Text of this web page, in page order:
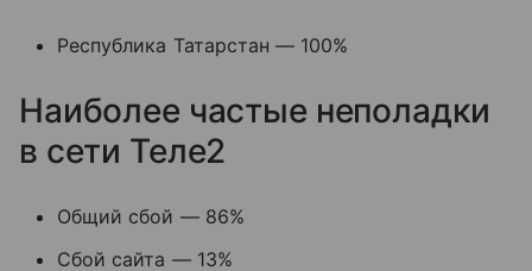
Республика Татарстан — 100%
Наиболее частые неполадки
в сети Теле2
Общий сбой — 86%
Сбой сайта — 13%